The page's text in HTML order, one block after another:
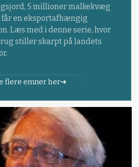
5 millioner malkekvæg
en eksportafhængig
Læs med i denne serie, hvor
stiller skarpt på landets
flere emner her